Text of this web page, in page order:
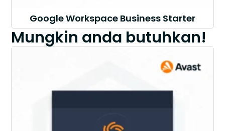
Google Workspace Business Starter
Mungkin anda butuhkan!